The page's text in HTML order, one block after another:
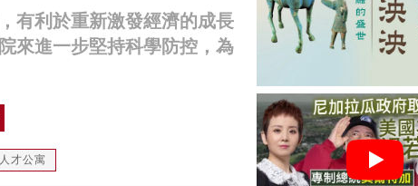
有利於重新激發經濟的成長
來進一步堅持科學防控，為
人才公寓